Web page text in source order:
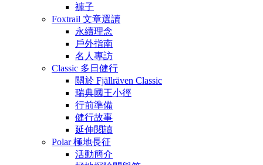
褲子
Foxtrail 文章選讀
永續理念
戶外指南
名人專訪
Classic 多日健行
關於 Fjällräven Classic
瑞典國王小徑
行前準備
健行故事
延伸閱讀
Polar 極地長征
活動簡介